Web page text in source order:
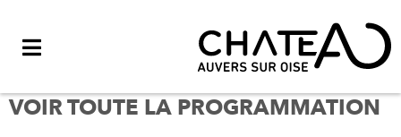
VOIR TOUTE LA PROGRAMMATION